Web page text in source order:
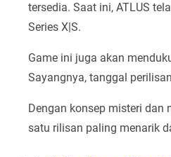
tersedia. Saat ini, ATLUS
Series X|S.
Game ini juga akan
Sayangnya, tanggal
Dengan konsep misteri dan
satu rilisan paling menarik